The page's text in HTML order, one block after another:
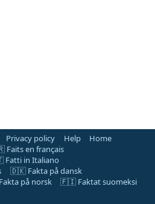
Privacy policy Help
Home
en français
in Italiano
🇩🇰 Fakta på dansk
på norsk
🇫🇮 Faktat suomeksi